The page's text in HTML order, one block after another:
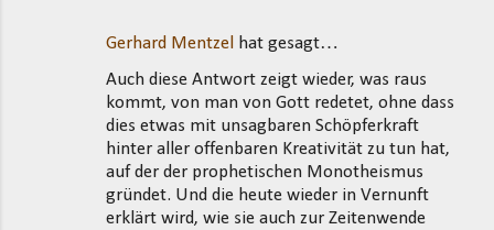
Gerhard Mentzel
hat gesagt…
Auch diese Antwort zeigt wieder, was raus
kommt, von man von Gott redetet, ohne dass
dies etwas mit unsagbaren Schöpferkraft
hinter aller offenbaren Kreativität zu tun hat,
auf der der prophetischen Monotheismus
gründet. Und die heute wieder in Vernunft
erklärt wird, wie sie auch zur Zeitenwende